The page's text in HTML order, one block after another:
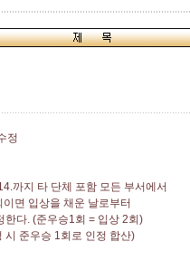
정
까지 타 단체 포함 모든 부서에서
면 입상을 채운 날로부터
한다. (준우승1회 = 입상 2회)
시 준우승 1회로 인정 합산)